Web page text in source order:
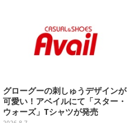
グローグーの刺しゅうデザインが
可愛い！アベイルにて「スター・
ウォーズ」Tシャツが発売